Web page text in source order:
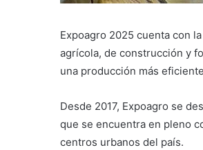
Expoagro 2025 cuenta con
agrícola, de construcción y
una producción más
Desde 2017, Expoagro se
que se encuentra en pleno
centros urbanos del país.